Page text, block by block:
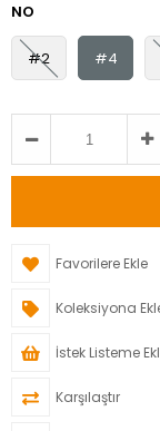
NO
#2 #4
Favorilere Ekle
Koleksiyona
İstek Listeme
Karşılaştır